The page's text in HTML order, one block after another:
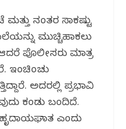
ನಂತರ ಸಾಕಷ್ಟು
ಮುಚ್ಚಿಹಾಕಲು
ಪೊಲೀಸರು ಮಾತ್ರ
ಇಂಚಿಂಚು
ಅದರಲ್ಲಿ ಪ್ರಭಾವಿ
ಕಂಡು ಬಂದಿದೆ.
ಎಂದು